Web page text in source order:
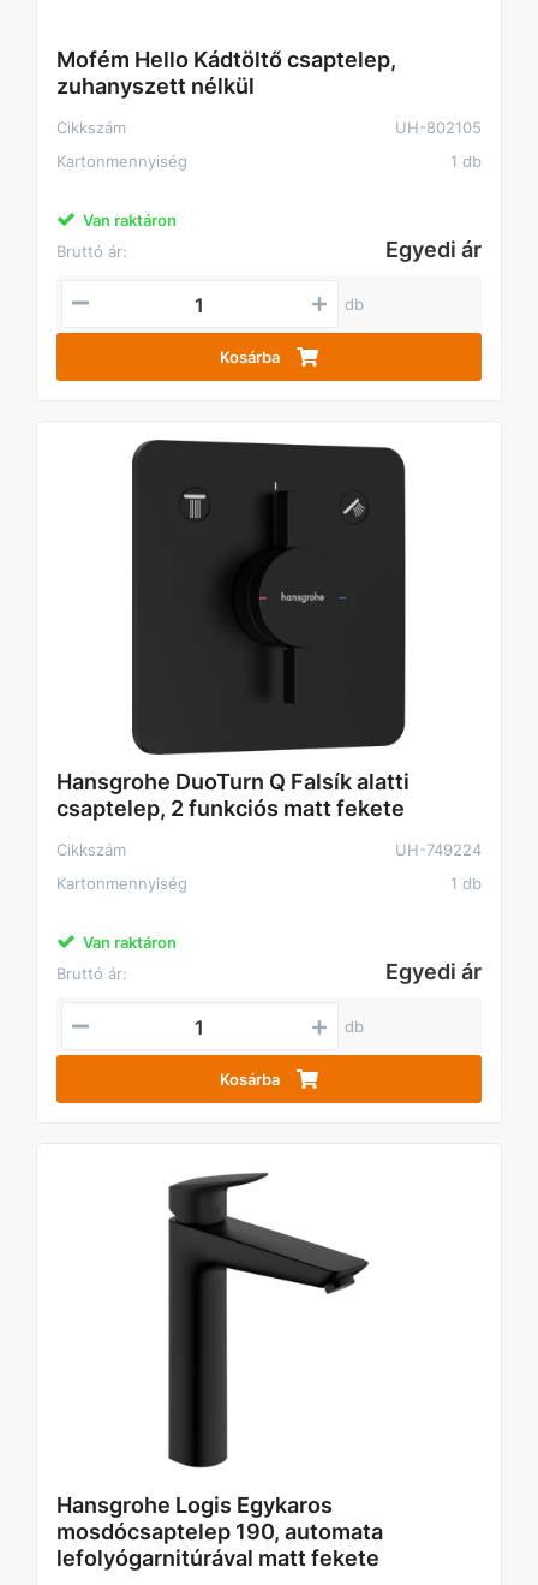
Mofém Hello Kádtöltő csaptelep,
zuhanyszett nélkül
Cikkszám
UH-802105
Kartonmennyiség
1 db
Van raktáron
Bruttó ár:
Egyedi ár
db
Kosárba
Hansgrohe DuoTurn Q Falsík alatti
csaptelep, 2 funkciós matt fekete
Cikkszám
UH-749224
Kartonmennyiség
1 db
Van raktáron
Bruttó ár:
Egyedi ár
db
Kosárba
Hansgrohe Logis Egykaros
mosdócsaptelep 190, automata
lefolyógarnitúrával matt fekete